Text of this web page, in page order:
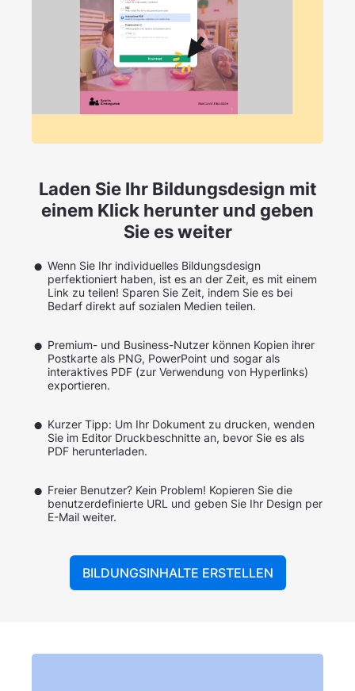
Laden Sie Ihr Bildungsdesign mit
einem Klick herunter und geben
Sie es weiter
Wenn Sie Ihr individuelles Bildungsdesign
perfektioniert haben, ist es an der Zeit, es mit einem
Link zu teilen! Sparen Sie Zeit, indem Sie es bei
Bedarf direkt auf sozialen Medien teilen.
Premium- und Business-Nutzer können Kopien ihrer
Postkarte als PNG, PowerPoint und sogar als
interaktives PDF (zur Verwendung von Hyperlinks)
exportieren.
Kurzer Tipp: Um Ihr Dokument zu drucken, wenden
Sie im Editor Druckbeschnitte an, bevor Sie es als
PDF herunterladen.
Freier Benutzer? Kein Problem! Kopieren Sie die
benutzerdefinierte URL und geben Sie Ihr Design per
E-Mail weiter.
BILDUNGSINHALTE ERSTELLEN